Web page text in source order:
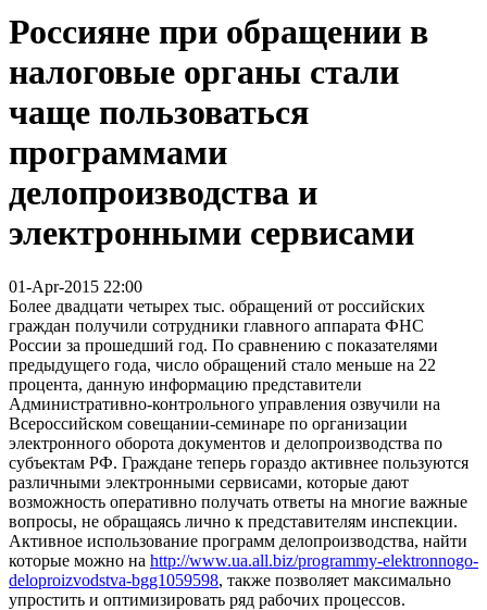
Россияне при обращении в
налоговые органы стали
чаще пользоваться
программами
делопроизводства и
электронными сервисами
01-Apr-2015 22:00
Более двадцати четырех тыс. обращений от российских
граждан получили сотрудники главного аппарата ФНС
России за прошедший год. По сравнению с показателями
предыдущего года, число обращений стало меньше на 22
процента, данную информацию представители
Административно-контрольного управления озвучили на
Всероссийском совещании-семинаре по организации
электронного оборота документов и делопроизводства по
субъектам РФ. Граждане теперь гораздо активнее пользуются
различными электронными сервисами, которые дают
возможность оперативно получать ответы на многие важные
вопросы, не обращаясь лично к представителям инспекции.
Активное использование программ делопроизводства, найти
которые можно на http://www.ua.all.biz/programmy-elektronnogo-
deloproizvodstva-bgg1059598, также позволяет максимально
упростить и оптимизировать ряд рабочих процессов.